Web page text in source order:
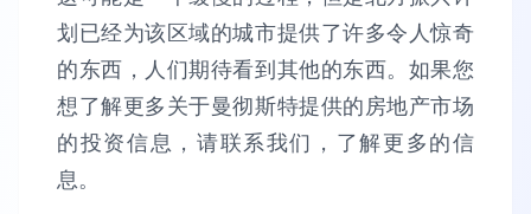
划已经为该区域的城市提供了许多令人惊奇
的东西，人们期待看到其他的东西。如果您
想了解更多关于曼彻斯特提供的房地产市场
的投资信息，请联系我们，了解更多的信
息。